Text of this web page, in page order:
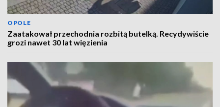
OPOLE
Zaatakował przechodnia rozbitą butelką. Recydywiście
grozi nawet 30 lat więzienia